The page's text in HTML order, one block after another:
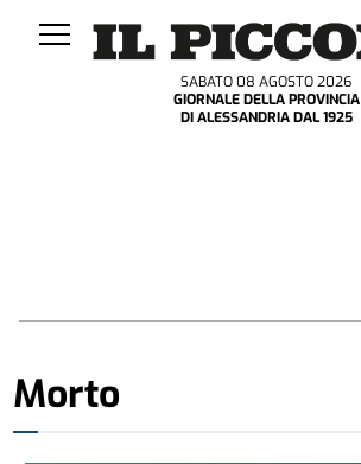
SABATO 08 AGOSTO 2026
GIORNALE DELLA PROVINCIA
DI ALESSANDRIA DAL 1925
Morto